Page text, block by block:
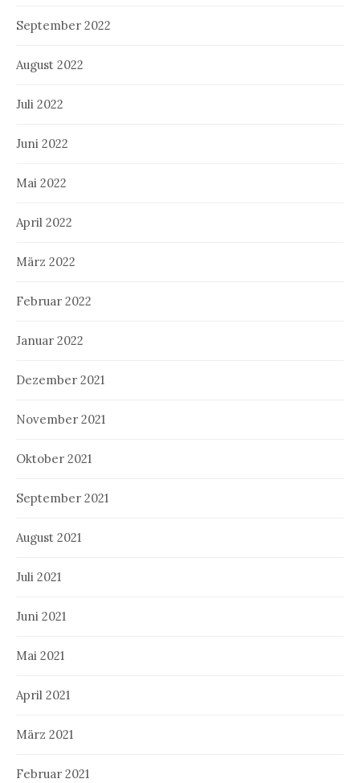
September 2022
August 2022
Juli 2022
Juni 2022
Mai 2022
April 2022
März 2022
Februar 2022
Januar 2022
Dezember 2021
November 2021
Oktober 2021
September 2021
August 2021
Juli 2021
Juni 2021
Mai 2021
April 2021
März 2021
Februar 2021